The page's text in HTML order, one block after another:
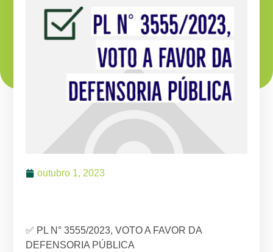
outubro 1, 2023
✅ PL N° 3555/2023, VOTO A FAVOR DA
DEFENSORIA PÚBLICA